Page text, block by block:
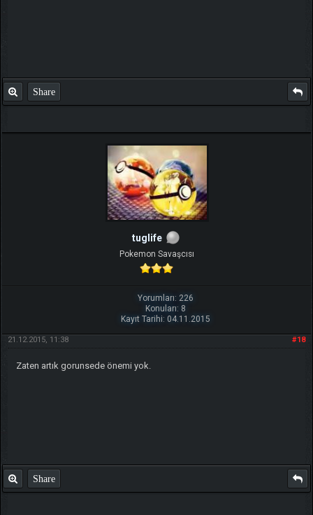
Share
tuglife
Pokemon Savaşcısı
Yorumları: 226
Konuları: 8
Kayıt Tarihi: 04.11.2015
#18
21.12.2015, 11:38
Zaten artık gorunsede önemi yok.
Share